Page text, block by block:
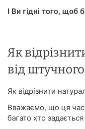
І Ви гідні того,
Як
від
Як відрізнити
Вважаємо, що ця
багато хто